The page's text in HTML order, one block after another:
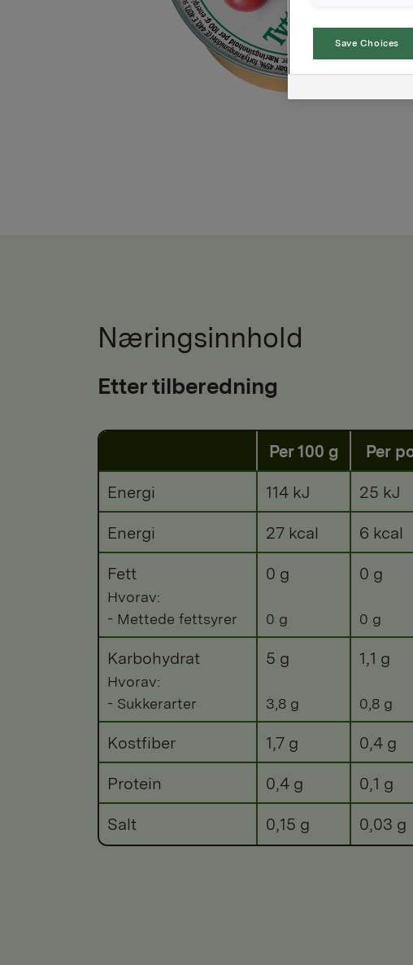
Næringsinnhold
Etter tilberedning
Per 100 g Per
Energi 114 kJ 25 kJ
Energi 27 kcal 6 kcal
Fett
Hvorav:
- Mettede fettsyrer
0 g
0 g
0 g
0 g
Karbohydrat
Hvorav:
- Sukkerarter
5 g
3,8 g
1,1 g
0,8 g
Kostfiber 1,7 g 0,4 g
Protein 0,4 g 0,1 g
Salt 0,15 g 0,03 g
Save Choices